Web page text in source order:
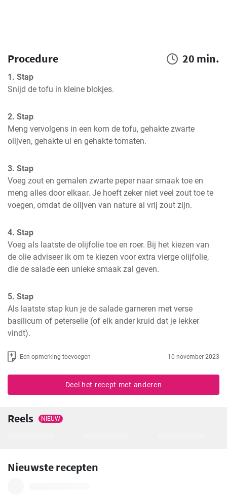
Procedure 20 min.
1. Stap
Snijd de tofu in kleine blokjes.
2. Stap
Meng vervolgens in een kom de tofu, gehakte zwarte
olijven, gehakte ui en gehakte tomaten.
3. Stap
Voeg zout en gemalen zwarte peper naar smaak toe en
meng alles door elkaar. Je hoeft zeker niet veel zout toe te
voegen, omdat de olijven van nature al vrij zout zijn.
4. Stap
Voeg als laatste de olijfolie toe en roer. Bij het kiezen van
de olie adviseer ik om te kiezen voor extra vierge olijfolie,
die de salade een unieke smaak zal geven.
5. Stap
Als laatste stap kun je de salade garneren met verse
basilicum of peterselie (of elk ander kruid dat je lekker
vindt).
Een opmerking toevoegen 10 november 2023
Deel het recept met anderen
Reels NIEUW
Nieuwste recepten